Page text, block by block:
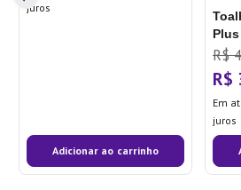
juros
Adicionar ao carrinho
R$
R$
Em
juros